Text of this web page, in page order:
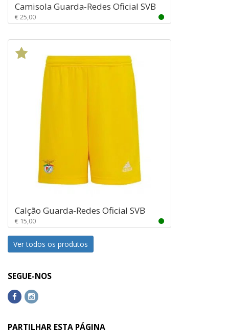
Camisola Guarda-Redes Oficial SVB
€ 25,00
Calção Guarda-Redes Oficial SVB
€ 15,00
Ver todos os produtos
SEGUE-NOS
PARTILHAR ESTA PÁGINA